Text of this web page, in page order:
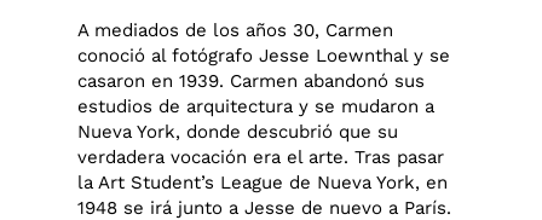
A mediados de los años 30, Carmen
conoció al fotógrafo Jesse Loewnthal y se
casaron en 1939. Carmen abandonó sus
estudios de arquitectura y se mudaron a
Nueva York, donde descubrió que su
verdadera vocación era el arte. Tras pasar
la Art Student’s League de Nueva York, en
1948 se irá junto a Jesse de nuevo a París.